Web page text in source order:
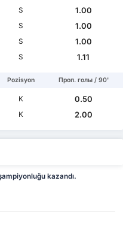
S
1.00
S
1.00
S
1.00
S 1.11
Pozisyon Проп. голы / 90'
K
0.50
K 2.00
kazandı.